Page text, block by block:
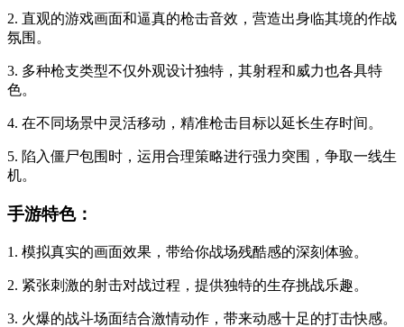
2. 直观的游戏画面和逼真的枪击音效，营造出身临其境的作战
氛围。
3. 多种枪支类型不仅外观设计独特，其射程和威力也各具特
色。
4. 在不同场景中灵活移动，精准枪击目标以延长生存时间。
5. 陷入僵尸包围时，运用合理策略进行强力突围，争取一线生
机。
手游特色：
1. 模拟真实的画面效果，带给你战场残酷感的深刻体验。
2. 紧张刺激的射击对战过程，提供独特的生存挑战乐趣。
3. 火爆的战斗场面结合激情动作，带来动感十足的打击快感。